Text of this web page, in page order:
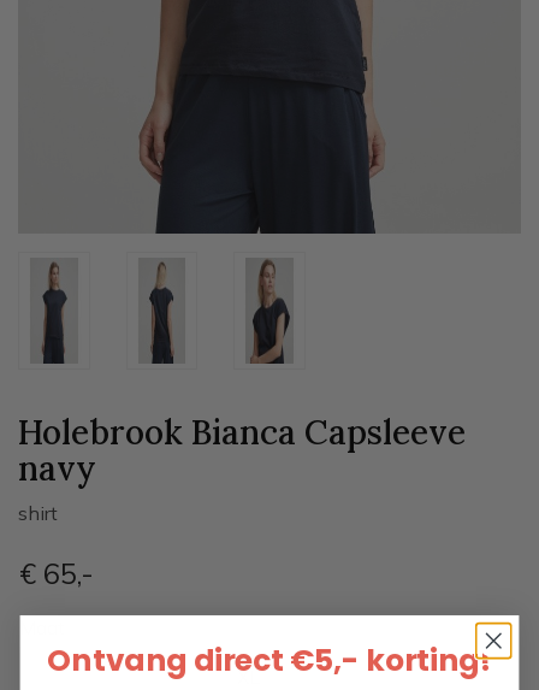
Holebrook Bianca Capsleeve
navy
shirt
€ 65,-
S M L XL
Ontvang direct €5,- korting!